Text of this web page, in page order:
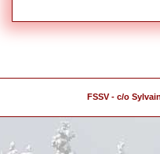
FSSV - c/o